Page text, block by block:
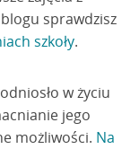
sprawdzisz
szkoły.
w życiu
jego
możliwości. Na